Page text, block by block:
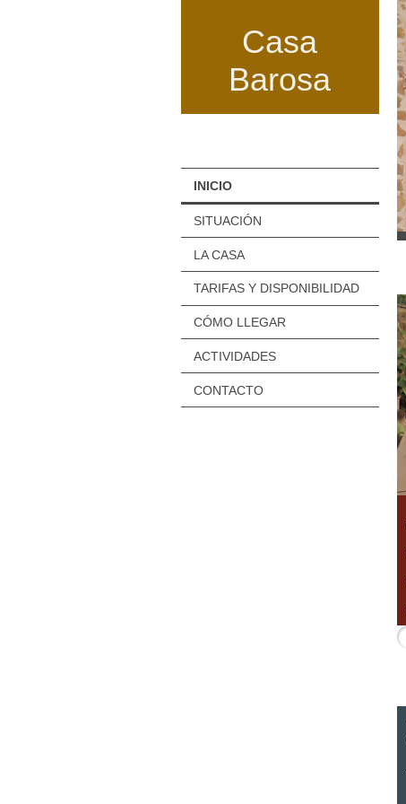
Casa
Barosa
INICIO
SITUACIÓN
LA CASA
TARIFAS Y DISPONIBILIDAD
CÓMO LLEGAR
ACTIVIDADES
CONTACTO